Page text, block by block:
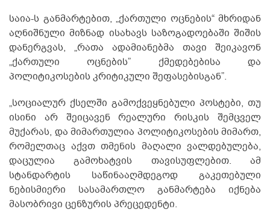
საია-ს განმარტებით, „ქართული ოცნების“ მხრიდან
აღნიშნული მიზნად ისახავს საზოგადოებაში შიშის
დანერგვას, „რათა ადამიანებმა თავი შეიკავონ
„ქართული ოცნების” ქმედებებისა და
პოლიტიკოსების კრიტიკული შეფასებისგან”.
„სოციალურ ქსელში გამოქვეყნებული პოსტები, თუ
ისინი არ შეიცავენ რეალური რისკის შემცველ
მუქარას, და მიმართულია პოლიტიკოსების მიმართ,
რომელთაც აქვთ თმენის მაღალი ვალდებულება,
დაცულია გამოხატვის თავისუფლებით. ამ
სტანდარტის საწინააღმდეგოდ გაკეთებული
ნებისმიერი სასამართლო განმარტება იქნება
მასობრივი ცენზურის პრეცედენტი.